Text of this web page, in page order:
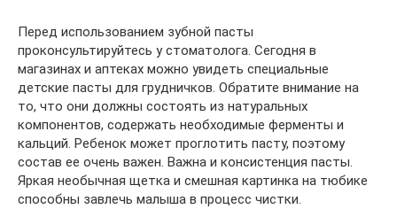
Перед использованием зубной пасты
проконсультируйтесь у стоматолога. Сегодня в
магазинах и аптеках можно увидеть специальные
детские пасты для грудничков. Обратите внимание на
то, что они должны состоять из натуральных
компонентов, содержать необходимые ферменты и
кальций. Ребенок может проглотить пасту, поэтому
состав ее очень важен. Важна и консистенция пасты.
Яркая необычная щетка и смешная картинка на тюбике
способны завлечь малыша в процесс чистки.